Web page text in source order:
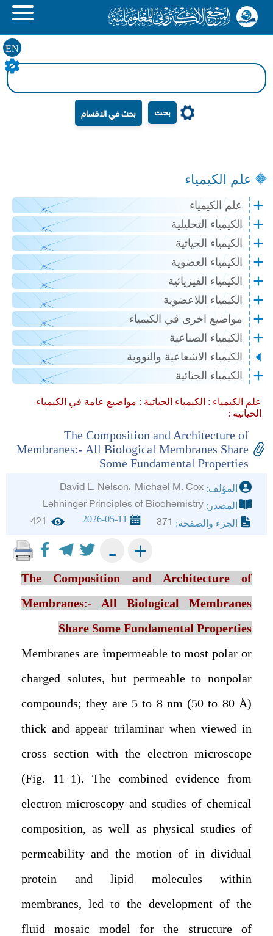
EN
بحث
علم الكيمياء
علم الكيمياء
الكيمياء التحليلية
الكيمياء الحياتية
الكيمياء العضوية
الكيمياء الفيزيائية
الكيمياء اللاعضوية
مواضيع اخرى في الكيمياء
الكيمياء الصناعية
الكيمياء الاشعاعية والنووية
الكيمياء الجنائية
علم الكيمياء : الكيمياء الحياتية : مواضيع عامة في الكيمياء
الحياتية :
The Composition and Architecture of
Membranes:- All Biological Membranes Share
Some Fundamental Properties
المؤلف: David L. Nelson، Michael M. Cox
المصدر: Lehninger Principles of Biochemistry
الجزء والصفحة: 371
2026-05-11
421
+
-
The Composition and Architecture of
Membranes:- All Biological Membranes
Share Some Fundamental Properties
Membranes are impermeable to most polar or
charged solutes, but permeable to nonpolar
compounds; they are 5 to 8 nm (50 to 80 Å)
thick and appear trilaminar when viewed in
cross section with the electron microscope
(Fig. 11–1). The combined evidence from
electron microscopy and studies of chemical
composition, as well as physical studies of
permeability and the motion of in dividual
protein and lipid molecules within
membranes, led to the development of the
fluid mosaic model for the structure of